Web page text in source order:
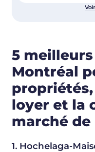
5
Montréal
loyer et la
marché de
1. Hochelaga-